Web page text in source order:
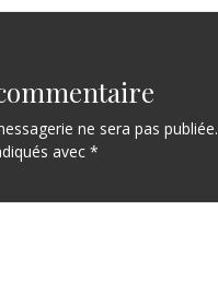
ne sera pas publiée.
avec *